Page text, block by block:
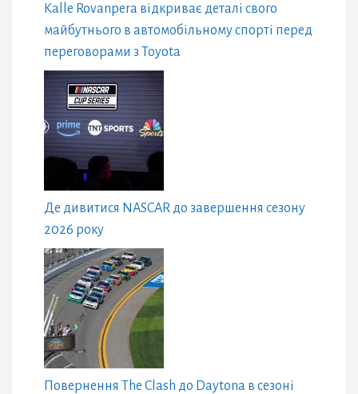
Kalle Rovanpera відкриває деталі свого
майбутнього в автомобільному спорті перед
переговорами з Toyota
Де дивитися NASCAR до завершення сезону
2026 року
Повернення The Clash до Daytona в сезоні